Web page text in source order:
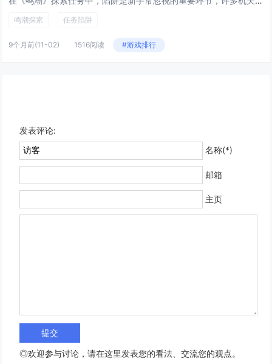
鸣潮探索 任务陷阱
9个月前(11-02) 1516阅读 #游戏排行
发表评论:
名称(*)
邮箱
主页
◎欢迎参与讨论，请在这里发表您的看法、交流您的观点。